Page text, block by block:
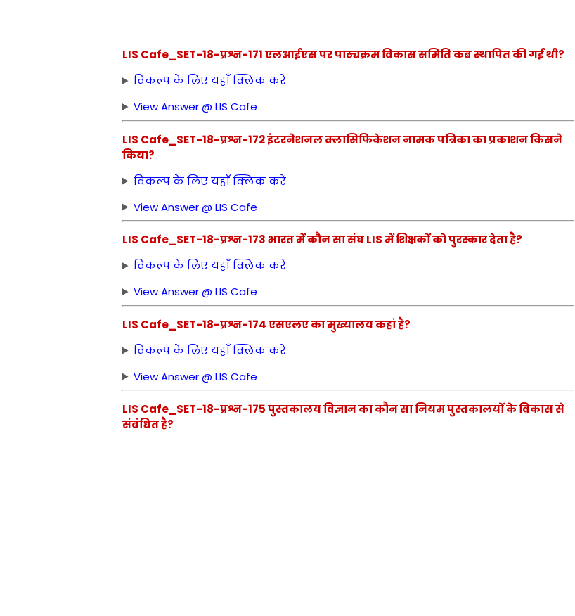
LIS Cafe_SET-18-प्रश्न-171 एलआईएस पर पाठ्यक्रम विकास समिति कब स्थापित की गई थी?
विकल्प के लिए यहाँ क्लिक करें
View Answer @ LIS Cafe
LIS Cafe_SET-18-प्रश्न-172 इंटरनेशनल क्लासिफिकेशन नामक पत्रिका का प्रकाशन किसने
किया?
विकल्प के लिए यहाँ क्लिक करें
View Answer @ LIS Cafe
LIS Cafe_SET-18-प्रश्न-173 भारत में कौन सा संघ LIS में शिक्षकों को पुरस्कार देता है?
विकल्प के लिए यहाँ क्लिक करें
View Answer @ LIS Cafe
LIS Cafe_SET-18-प्रश्न-174 एसएलए का मुख्यालय कहां है?
विकल्प के लिए यहाँ क्लिक करें
View Answer @ LIS Cafe
LIS Cafe_SET-18-प्रश्न-175 पुस्तकालय विज्ञान का कौन सा नियम पुस्तकालयों के विकास से
संबंधित है?